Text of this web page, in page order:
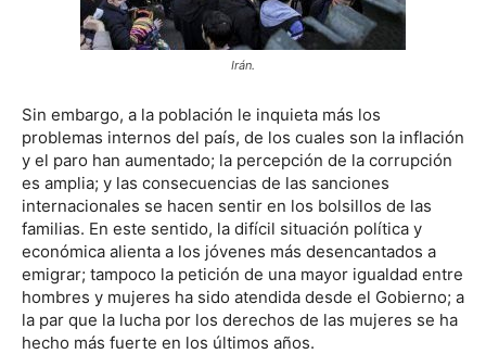
Irán.
Sin embargo, a la población le inquieta más los
problemas internos del país, de los cuales son la inflación
y el paro han aumentado; la percepción de la corrupción
es amplia; y las consecuencias de las sanciones
internacionales se hacen sentir en los bolsillos de las
familias. En este sentido, la difícil situación política y
económica alienta a los jóvenes más desencantados a
emigrar; tampoco la petición de una mayor igualdad entre
hombres y mujeres ha sido atendida desde el Gobierno; a
la par que la lucha por los derechos de las mujeres se ha
hecho más fuerte en los últimos años.